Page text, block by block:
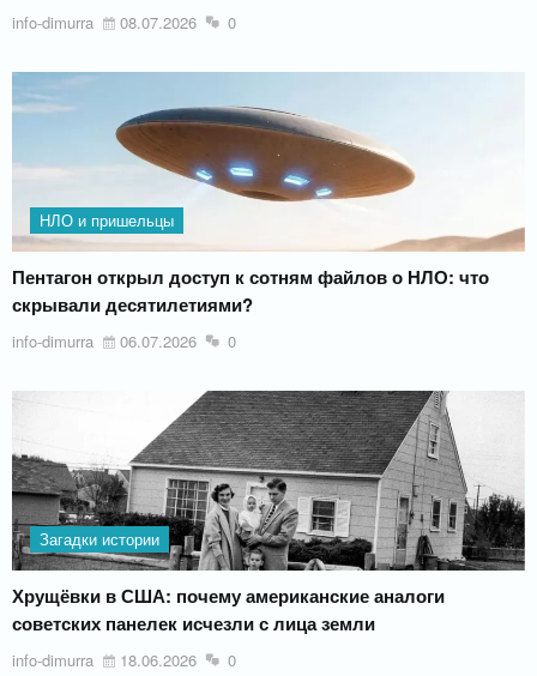
info-dimurra 08.07.2026 0
НЛО и пришельцы
Пентагон открыл доступ к сотням файлов о НЛО: что
скрывали десятилетиями?
info-dimurra 06.07.2026 0
Загадки истории
Хрущёвки в США: почему американские аналоги
советских панелек исчезли с лица земли
info-dimurra 18.06.2026 0